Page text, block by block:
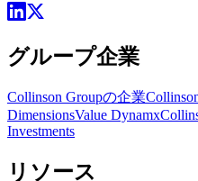
グループ企業
Collinson Groupの企業
DimensionsValue Dynamx
Investments
リソース